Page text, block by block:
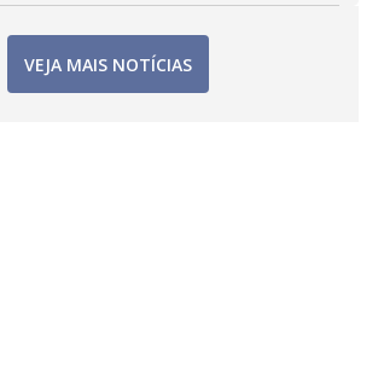
VEJA MAIS NOTÍCIAS